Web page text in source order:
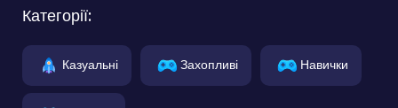
Категорії:
Казуальні Захопливі Навички